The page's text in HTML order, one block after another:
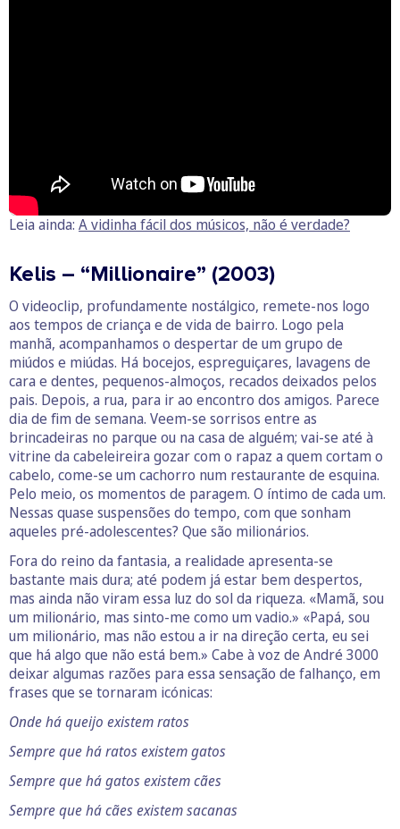
Leia ainda: A vidinha fácil dos músicos, não é verdade?
Kelis – “Millionaire” (2003)
O videoclip, profundamente nostálgico, remete-nos logo
aos tempos de criança e de vida de bairro. Logo pela
manhã, acompanhamos o despertar de um grupo de
miúdos e miúdas. Há bocejos, espreguiçares, lavagens de
cara e dentes, pequenos-almoços, recados deixados pelos
pais. Depois, a rua, para ir ao encontro dos amigos. Parece
dia de fim de semana. Veem-se sorrisos entre as
brincadeiras no parque ou na casa de alguém; vai-se até à
vitrine da cabeleireira gozar com o rapaz a quem cortam o
cabelo, come-se um cachorro num restaurante de esquina.
Pelo meio, os momentos de paragem. O íntimo de cada um.
Nessas quase suspensões do tempo, com que sonham
aqueles pré-adolescentes? Que são milionários.
Fora do reino da fantasia, a realidade apresenta-se
bastante mais dura; até podem já estar bem despertos,
mas ainda não viram essa luz do sol da riqueza. «Mamã, sou
um milionário, mas sinto-me como um vadio.» «Papá, sou
um milionário, mas não estou a ir na direção certa, eu sei
que há algo que não está bem.» Cabe à voz de André 3000
deixar algumas razões para essa sensação de falhanço, em
frases que se tornaram icónicas:
Onde há queijo existem ratos
Sempre que há ratos existem gatos
Sempre que há gatos existem cães
Sempre que há cães existem sacanas